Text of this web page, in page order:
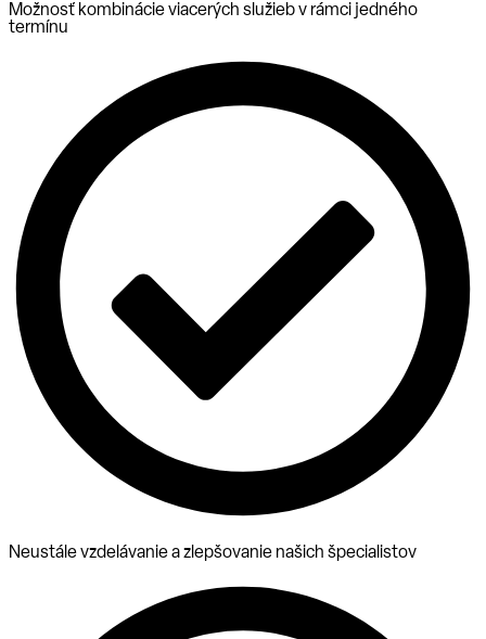
Možnosť kombinácie viacerých služieb v rámci jedného
termínu
Neustále vzdelávanie a zlepšovanie našich špecialistov